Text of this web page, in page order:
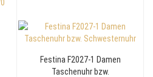
Festina F2027-1 Damen
Taschenuhr bzw.